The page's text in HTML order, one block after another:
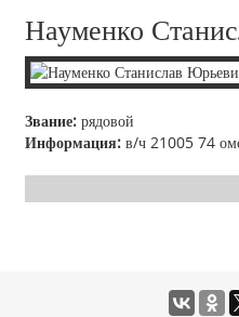
Науменко
Звание: рядовой
Информация: в/ч 21005 74